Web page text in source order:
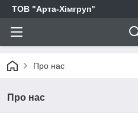
ТОВ "Арта-Хімгруп"
Про нас
Про нас